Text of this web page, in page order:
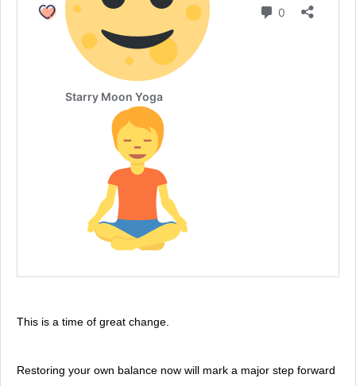
This is a time of great change.
Restoring your own balance now will mark a major step forward